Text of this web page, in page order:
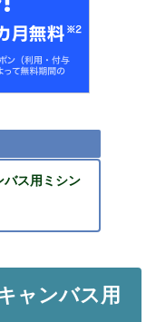
バス用ミシン
ャンバス用